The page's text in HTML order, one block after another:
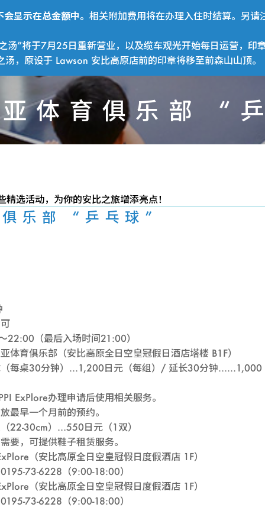
显示在总金额中。相关附加费用将在办理入住时结算。另
汤”将于7月25日重新营业，以及缆车观光开始每日运营，
，原设于 Lawson 安比高原店前的印章将移至前森山山顶。
体育俱乐部 “
奥
体
育
俱
乐
部
选活动，为你的安比之旅增添亮点！
乐部 “乒乓球”
22:00（最后入场时间21:00）
体育俱乐部（安比高原全日空皇冠假日酒店塔楼 B1F）
每桌30分钟）…1,200日元（每组）/ 延长30分钟……1,000
ExPlore办理申请后使用相关服务。
最早一个月前的预约。
22-30cm）…550日元（1双）
要，可提供鞋子租赁服务。
（安比高原全日空皇冠假日度假酒店 1F）
73-6228（9:00-18:00）
（安比高原全日空皇冠假日度假酒店 1F）
73-6228（9:00-18:00）